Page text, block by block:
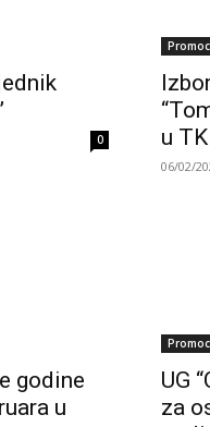
0
u
06/02/
godine
u
UG
za